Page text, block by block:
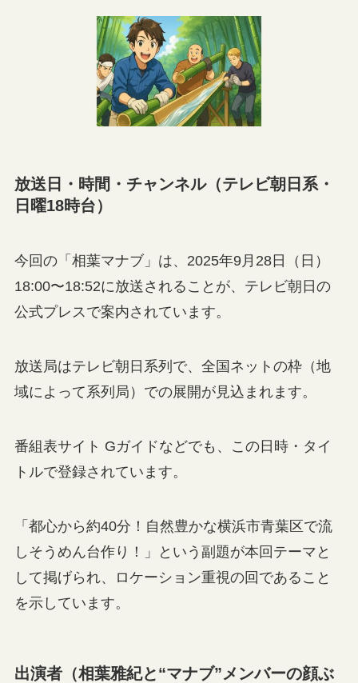
放送日・時間・チャンネル（テレビ朝日系・
日曜18時台）
今回の「相葉マナブ」は、2025年9月28日（日）
18:00〜18:52に放送されることが、テレビ朝日の
公式プレスで案内されています。
放送局はテレビ朝日系列で、全国ネットの枠（地
域によって系列局）での展開が見込まれます。
番組表サイト Gガイドなどでも、この日時・タイ
トルで登録されています。
「都心から約40分！自然豊かな横浜市青葉区で流
しそうめん台作り！」という副題が本回テーマと
して掲げられ、ロケーション重視の回であること
を示しています。
出演者（相葉雅紀と“マナブ”メンバーの顔ぶ